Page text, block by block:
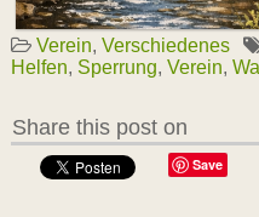
Verein, Verschiedenes
Helfen, Sperrung, Verein,
Share this post on
Save